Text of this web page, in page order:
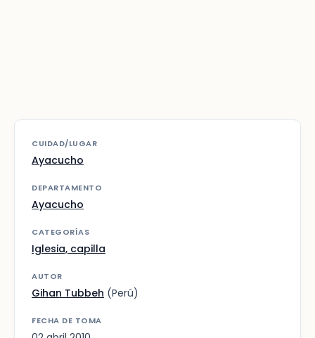
CUIDAD/LUGAR
Ayacucho
DEPARTAMENTO
Ayacucho
CATEGORÍAS
Iglesia, capilla
AUTOR
Gihan Tubbeh (Perú)
FECHA DE TOMA